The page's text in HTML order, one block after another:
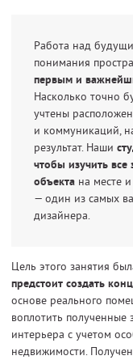
Работа над
понимания
первым и
Насколько точно
учтены
и коммуникаций,
результат. Наши
чтобы изучить все
объекта на месте
— один из самых
дизайнера.
Цель этого занятия
предстоит создать
основе реального
воплотить полученные
интерьера с учетом
недвижимости.